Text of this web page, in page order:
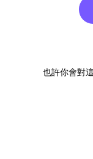
也許你會對